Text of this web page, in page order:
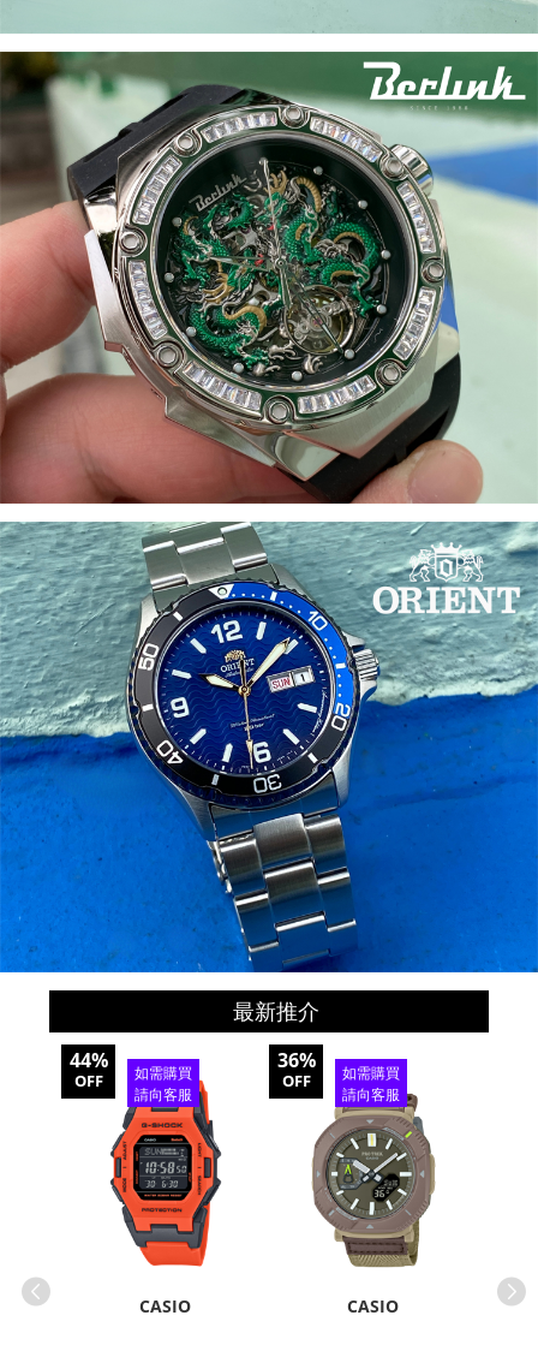
最新推介
44%
OFF
如需購買
請向客服
查詢
CASIO
36%
OFF
如需購買
請向客服
查詢
CASIO